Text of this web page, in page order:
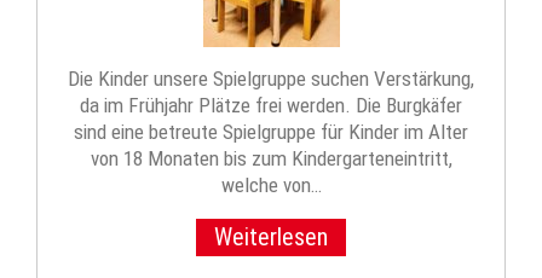
Die Kinder unsere Spielgruppe suchen Verstärkung,
da im Frühjahr Plätze frei werden. Die Burgkäfer
sind eine betreute Spielgruppe für Kinder im Alter
von 18 Monaten bis zum Kindergarteneintritt,
welche von…
Weiterlesen